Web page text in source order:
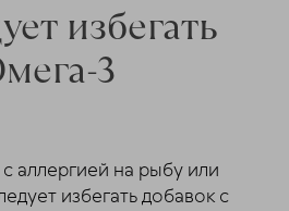
избегать
3
аллергией на рыбу или
избегать добавок с